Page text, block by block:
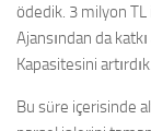
ödedik. 3 milyon TL
Ajansından da
Kapasitesini
Bu süre içerisinde